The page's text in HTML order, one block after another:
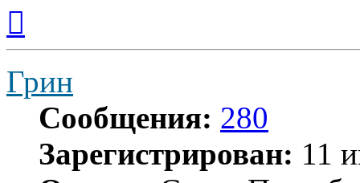
началу
Грин
Сообщения: 280
Зарегистрирован: 11